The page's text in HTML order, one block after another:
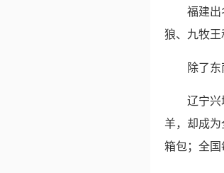
福建出
狼、九牧王
除了
辽宁兴
羊，却成为
箱包；全国